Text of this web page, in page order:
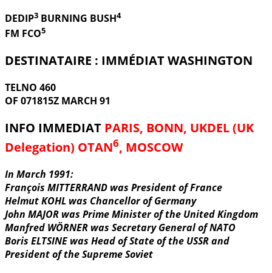
DEDIP3 BURNING BUSH4
FM FCO5
DESTINATAIRE : IMMÉDIAT WASHINGTON
TELNO 460
OF 071815Z MARCH 91
INFO IMMEDIAT PARIS, BONN, UKDEL (UK
Delegation) OTAN6, MOSCOW
In March 1991:
François MITTERRAND was President of France
Helmut KOHL was Chancellor of Germany
John MAJOR was Prime Minister of the United Kingdom
Manfred WÖRNER was Secretary General of NATO
Boris ELTSINE was Head of State of the USSR and
President of the Supreme Soviet